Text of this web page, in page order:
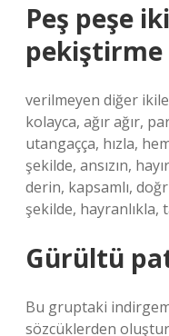
Peş peşe
pekiştirme
verilmeyen diğer
kolayca, ağır ağır,
utangaçça, hızla,
şekilde, ansızın,
derin, kapsamlı,
şekilde, hayranlıkla,
Gürültü
Bu gruptaki
sözcüklerden